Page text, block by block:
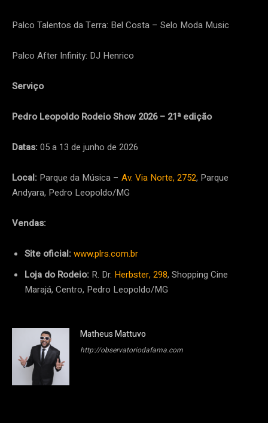
Palco Talentos da Terra: Bel Costa – Selo Moda Music
Palco After Infinity: DJ Henrico
Serviço
Pedro Leopoldo Rodeio Show 2026 – 21ª edição
Datas:05 a 13 de junho de 2026
Local: Parque da Música – Av. Via Norte, 2752, Parque
Andyara, Pedro Leopoldo/MG
Vendas:
Site oficial:www.plrs.com.br
Loja do Rodeio: R. Dr. Herbster, 298, Shopping Cine
Marajá, Centro, Pedro Leopoldo/MG
Matheus Mattuvo
http://observatoriodafama.com